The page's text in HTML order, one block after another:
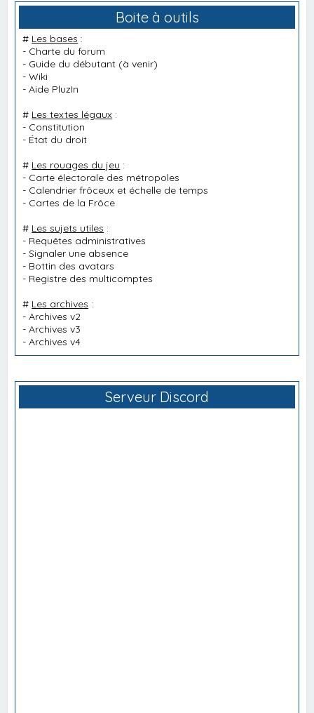
Boite à outils
# Les bases :
- Charte du forum
- Guide du débutant (à venir)
-Wiki
-Aide PluzIn
# Les textes légaux :
- Constitution
- État du droit
# Les rouages du jeu :
- Carte électorale des métropoles
- Calendrier frôceux et échelle de temps
- Cartes de la Frôce
# Les sujets utiles :
- Requêtes administratives
-Signaler une absence
- Bottin des avatars
- Registre des multicomptes
# Les archives :
-Archives v2
-Archives v3
-Archives v4
Serveur Discord